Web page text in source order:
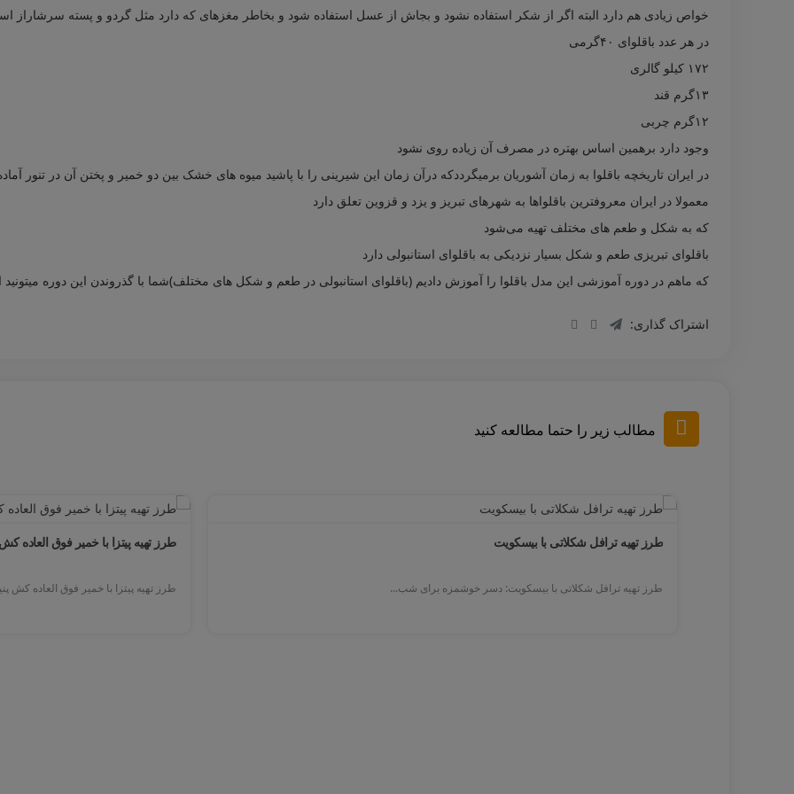
خواص زیادی هم دارد البته اگر از شکر استفاده نشود و بجاش از عسل استفاده شود و بخاطر مغزهای که دارد مثل گردو و پسته سرشاراز اسید چرب
در هر عدد باقلوای ۴۰گرمی
۱۷۲ کیلو گالری
۱۳گرم قند
۱۲گرم چربی
وجود دارد برهمین اساس بهتره در مصرف آن زیاده روی نشود
در ایران تاریخچه باقلوا به زمان آشوریان برمیگرددکه درآن زمان این شیرینی را با پاشید میوه های خشک بین دو خمیر و پختن آن در تنور
معمولا در ایران معروفترین باقلواها به شهرهای تبریز و یزد و قزوین تعلق دارد
که به شکل و طعم های مختلف تهیه می‌شود
باقلوای تبریزی طعم و شکل بسیار نزدیکی به باقلوای استانبولی دارد
که ماهم در دوره آموزشی این مدل باقلوا را آموزش دادیم (باقلوای استانبولی در طعم و شکل های مختلف)شما با گذروندن این دوره میتونید
اشتراک گذاری:
مطالب زیر را حتما مطالعه کنید
طرز تهیه پیتزا با خمیر فوق العاده کش پنیر
طرز تهیه پیتزا با خمیر فوق العاده کش پنیر سلام...